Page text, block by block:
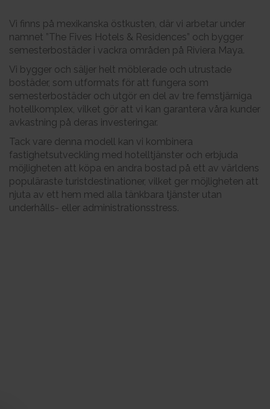
Vi finns på mexikanska östkusten, där vi arbetar under
namnet ”The Fives Hotels & Residences” och bygger
semesterbostäder i vackra områden på Riviera Maya.
Vi bygger och säljer helt möblerade och utrustade
bostäder, som utformats för att fungera som
semesterbostäder och utgör en del av tre femstjärniga
hotellkomplex, vilket gör att vi kan garantera våra kunder
avkastning på deras investeringar.
Tack vare denna modell kan vi kombinera
fastighetsutveckling med hotelltjänster och erbjuda
möjligheten att köpa en andra bostad på ett av världens
populäraste turistdestinationer, vilket ger möjligheten att
njuta av ett hem med alla tänkbara tjänster utan
underhålls- eller administrationsstress.